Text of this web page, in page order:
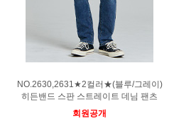
NO.2630,2631★2컬러★(블루/그레이)
히든밴드 스판 스트레이트 데님 팬츠
회원공개